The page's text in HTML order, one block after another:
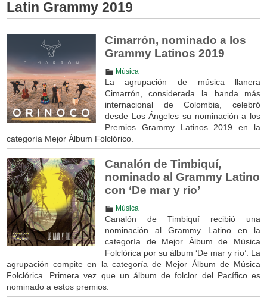
Latin Grammy 2019
Cimarrón, nominado a los
Grammy Latinos 2019
Música
La agrupación de música llanera
Cimarrón, considerada la banda más
internacional de Colombia, celebró
desde Los Ángeles su nominación a los
Premios Grammy Latinos 2019 en la
categoría Mejor Álbum Folclórico.
Canalón de Timbiquí,
nominado al Grammy Latino
con ‘De mar y río’
Música
Canalón de Timbiquí recibió una
nominación al Grammy Latino en la
categoría de Mejor Álbum de Música
Folclórica por su álbum ‘De mar y río’. La
agrupación compite en la categoría de Mejor Álbum de Música
Folclórica. Primera vez que un álbum de folclor del Pacífico es
nominado a estos premios.